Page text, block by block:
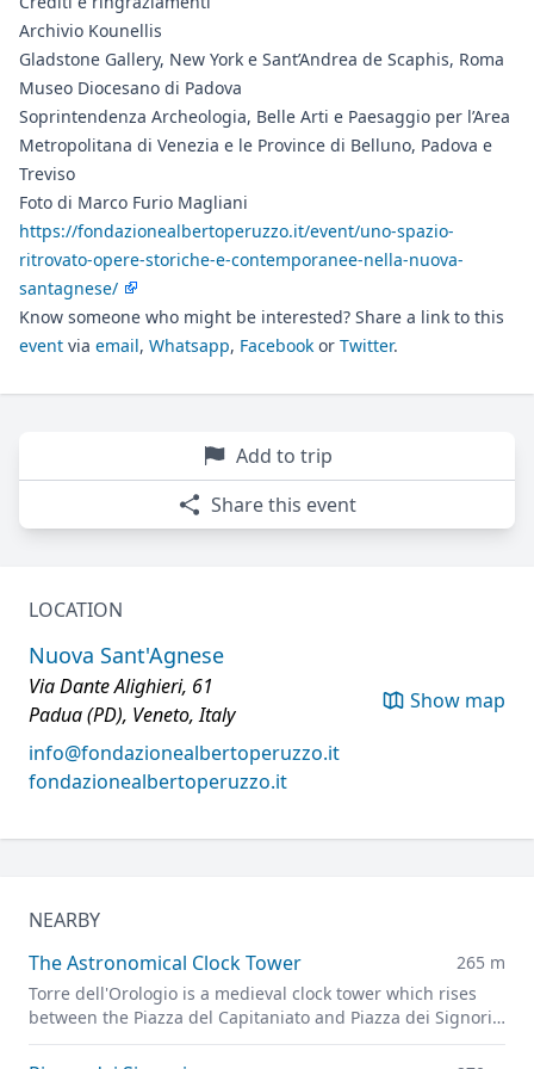
Archivio Kounellis
Gladstone Gallery, New York e Sant’Andrea de Scaphis, Roma
Museo Diocesano di Padova
Soprintendenza Archeologia, Belle Arti e Paesaggio per l’Area
Metropolitana di Venezia e le Province di Belluno, Padova e
Treviso
Foto di Marco Furio Magliani
https://fondazionealbertoperuzzo.it/event/uno-spazio-
ritrovato-opere-storiche-e-contemporanee-nella-nuova-
santagnese/
Know someone who might be interested? Share a link to this
event via email, Whatsapp, Facebook or Twitter.
Add to trip
Share this event
LOCATION
Nuova Sant'Agnese
Via Dante Alighieri, 61
Padua (PD), Veneto, Italy
Show map
info@fondazionealbertoperuzzo.it
fondazionealbertoperuzzo.it
NEARBY
The Astronomical Clock Tower
265 m
Torre dell'Orologio is a medieval clock tower which rises
between the Piazza del Capitaniato and Piazza dei Signori,
representing one of the symbols of the Carrarese era in